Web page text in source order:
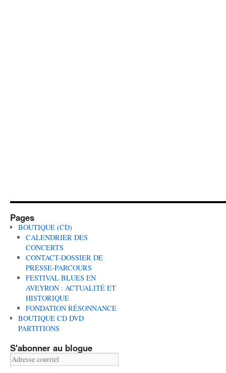
Pages
BOUTIQUE (CD)
CALENDRIER DES
CONCERTS
CONTACT-DOSSIER DE
PRESSE-PARCOURS
FESTIVAL BLUES EN
AVEYRON : ACTUALITÉ ET
HISTORIQUE
FONDATION RÉSONNANCE
BOUTIQUE CD DVD
PARTITIONS
S'abonner au blogue
Adresse
courriel